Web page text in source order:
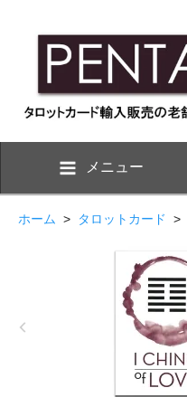
メニュー
ホーム > タロットカード >